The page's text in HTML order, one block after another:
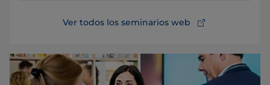
Ver todos los seminarios web